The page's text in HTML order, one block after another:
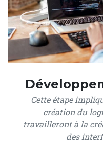
Cette étape
création du
travailleront à la
des